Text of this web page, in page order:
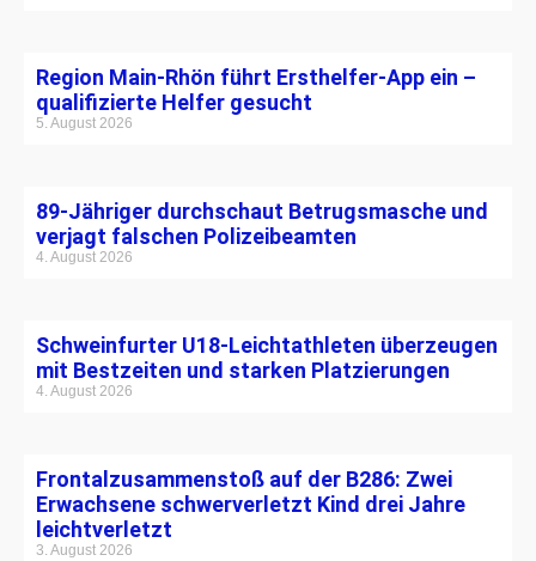
Region Main-Rhön führt Ersthelfer-App ein –
qualifizierte Helfer gesucht
5. August 2026
89-Jähriger durchschaut Betrugsmasche und
verjagt falschen Polizeibeamten
4. August 2026
Schweinfurter U18-Leichtathleten überzeugen
mit Bestzeiten und starken Platzierungen
4. August 2026
Frontalzusammenstoß auf der B286: Zwei
Erwachsene schwerverletzt Kind drei Jahre
leichtverletzt
3. August 2026